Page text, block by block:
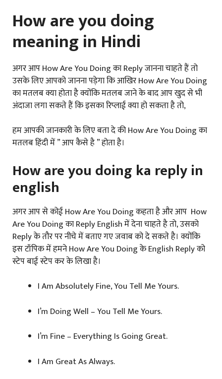
How are you doing
meaning in Hindi
अगर आप How Are You Doing का Reply जानना चाहते हैं तो
उसके लिए आपको जानना पड़ेगा कि आखिर How Are You Doing
का मतलब क्या होता है क्योंकि मतलब जाने के बाद आप खुद से भी
अंदाजा लगा सकते हैं कि इसका रिप्लाई क्या हो सकता है तो,
हम आपकी जानकारी के लिए बता दे की How Are You Doing का
मतलब हिंदी में ” आप कैसे है ” होता है।
How are you doing ka reply in
english
अगर आप से कोई How Are You Doing कहता है और आप How
Are You Doing का Reply English में देना चाहते है तो, उसको
Reply के तौर पर नीचे में बताए गए जवाब को दे सकते है। क्योंकि
इस टॉपिक में हमने How Are You Doing के English Reply को
स्टेप बाई स्टेप कर के लिखा है।
I Am Absolutely Fine, You Tell Me Yours.
I’m Doing Well – You Tell Me Yours.
I’m Fine – Everything Is Going Great.
I Am Great As Always.